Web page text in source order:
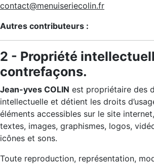
contact@menuiseriecolin.fr
Autres contributeurs :
2 - Propriété
contrefaçons.
Jean-yves COLIN est propriétaire des
intellectuelle et détient les droits
éléments accessibles sur le site
textes, images, graphismes, logos,
icônes et sons.
Toute reproduction, représentation,